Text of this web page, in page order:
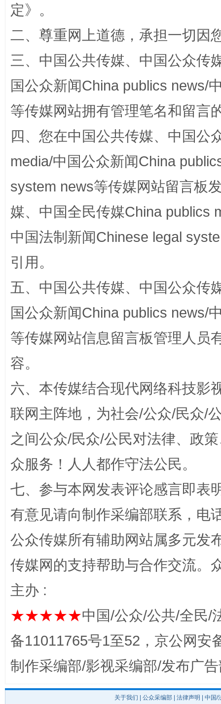
国家大学科技园优化重塑工作
扯下公款旅游的“隐身衣” 如何以
“蜀中异人”王建安的艺术幻境
定》。
二、尊重网上道德，承担一切因
三、中国公共传媒、中国公众传
国公众新闻China publics news/
等传媒网站拥有管理笔名和留言
四、您在中国公共传媒、中国公
media/中国公众新闻China
system news等传媒网站留言板
媒、中国全民传媒China publics
中国法制新闻Chinese legal
引用。
五、中国公共传媒、中国公众传
国公众新闻China publics news/
等传媒网站信息留言板管理人员
容。
六、本传媒结合现代网络科技影
联网主阵地，为社会/公众/民众/
之间公众/民众/公民对法律、政
众服务！人人都作守法公民。
七、参与本网发表评论感言即表
有意见请向制作采编部联系，电
公众传媒所有辅助网站属多元发
传媒网的支持帮助与合作交流。
主办 :
★★★★★中国/公众/公共/全民/
备11011765号1至52，京公网安
制作采编部/影视采编部/发布广
关于我们 公众采编部 法律声明 | 中国